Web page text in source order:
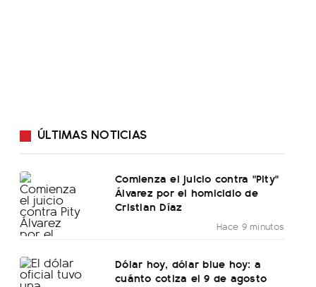
ÚLTIMAS NOTICIAS
Comienza el juicio contra "Pity"
Álvarez por el homicidio de
Cristian Díaz
Hace 9 minutos
Dólar hoy, dólar blue hoy: a
cuánto cotiza el 9 de agosto